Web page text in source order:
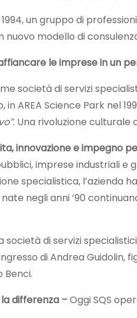
un gruppo di
nuovo modello di
le imprese in un
società di servizi
in AREA Science Park nel
. Una rivoluzione culturale
innovazione e impegno
imprese industriali e
specialistica, l’azienda
negli anni ’90
società di servizi
di Andrea Guidolin,
Benci.
la differenza –Oggi SQS